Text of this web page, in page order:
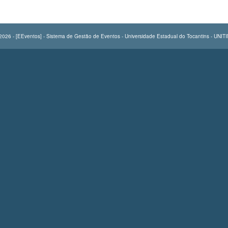
- [EEventos] - Sistema de Gestão de Eventos - Universidade Estadual do Tocantins -